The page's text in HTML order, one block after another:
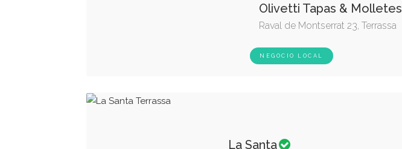
NEGOCIO LOCAL
Olivetti Tapas & Molletes
Raval de Montserrat 23, Terrassa
La Santa